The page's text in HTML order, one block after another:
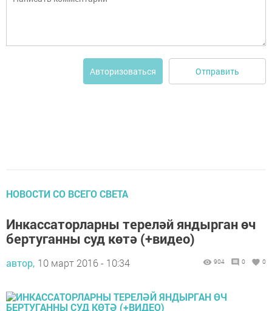
Авторизоваться Отправить
НОВОСТИ СО ВСЕГО СВЕТА
Инкассаторларны тереләй яндырган өч
бертуганны суд көтә (+видео)
автор, 10 март 2016 - 10:34 904 0 0